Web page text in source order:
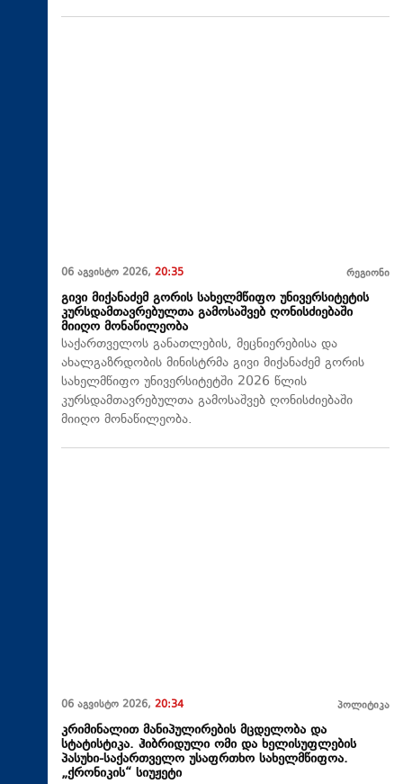
06 აგვისტო 2026, 20:35 რეგიონი
გივი მიქანაძემ გორის სახელმწიფო უნივერსიტეტის
კურსდამთავრებულთა გამოსაშვებ ღონისძიებაში
მიიღო მონაწილეობა
საქართველოს განათლების, მეცნიერებისა და
ახალგაზრდობის მინისტრმა გივი მიქანაძემ გორის
სახელმწიფო უნივერსიტეტში 2026 წლის
კურსდამთავრებულთა გამოსაშვებ ღონისძიებაში
მიიღო მონაწილეობა.
06 აგვისტო 2026, 20:34 პოლიტიკა
კრიმინალით მანიპულირების მცდელობა და
სტატისტიკა. ჰიბრიდული ომი და ხელისუფლების
პასუხი-საქართველო უსაფრთხო სახელმწიფოა.
„ქრონიკის“ სიუჟეტი